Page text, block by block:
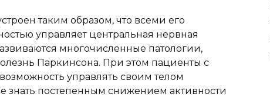
таким образом, что всеми его
управляет центральная нервная
многочисленные патологии,
Паркинсона. При этом пациенты с
управлять своим телом
знать постепенным снижением активности